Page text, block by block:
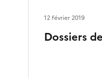
Dossiers
12 février 2019